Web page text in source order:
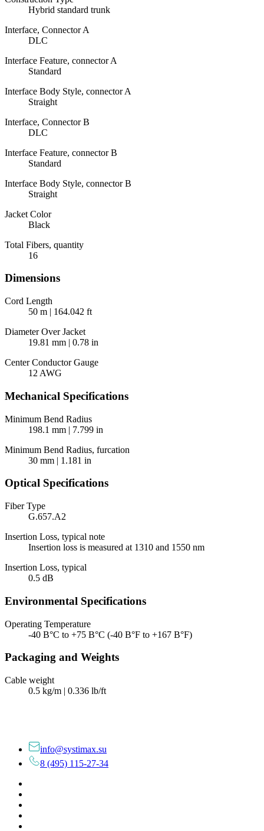
Hybrid standard trunk
Interface, Connector A
DLC
Interface Feature, connector A
Standard
Interface Body Style, connector A
Straight
Interface, Connector B
DLC
Interface Feature, connector B
Standard
Interface Body Style, connector B
Straight
Jacket Color
Black
Total Fibers, quantity
16
Dimensions
Cord Length
50 m | 164.042 ft
Diameter Over Jacket
19.81 mm | 0.78 in
Center Conductor Gauge
12 AWG
Mechanical Specifications
Minimum Bend Radius
198.1 mm | 7.799 in
Minimum Bend Radius, furcation
30 mm | 1.181 in
Optical Specifications
Fiber Type
G.657.A2
Insertion Loss, typical note
Insertion loss is measured at 1310 and 1550 nm
Insertion Loss, typical
0.5 dB
Environmental Specifications
Operating Temperature
-40 В°C to +75 В°C (-40 В°F to +167 В°F)
Packaging and Weights
Cable weight
0.5 kg/m | 0.336 lb/ft
info@systimax.su
8 (495) 115-27-34